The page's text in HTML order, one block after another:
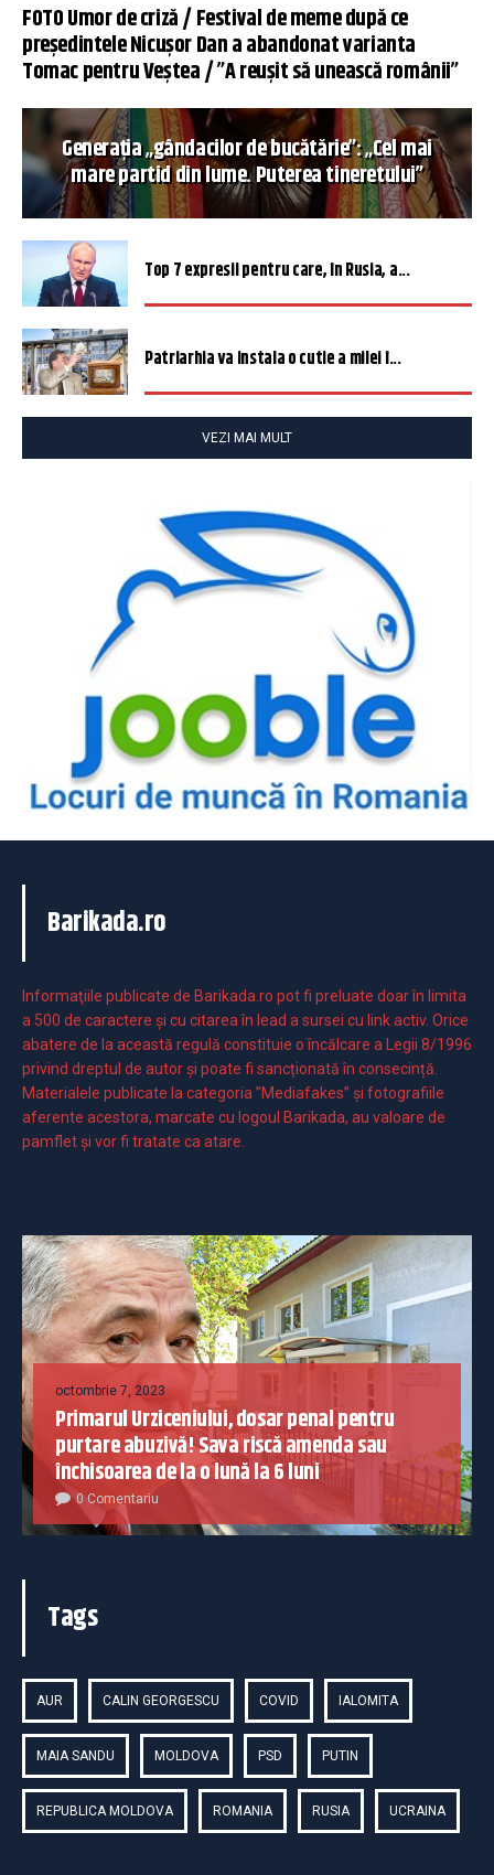
FOTO Umor de criză / Festival de meme după ce
președintele Nicușor Dan a abandonat varianta
Tomac pentru Veștea / ”A reușit să unească românii”
Generația „gândacilor de bucătărie”: „Cel mai
mare partid din lume. Puterea tineretului”
Top 7 expresii pentru care, în Rusia, a...
Patriarhia va instala o cutie a milei î...
VEZI MAI MULT
Barikada.ro
Informaţiile publicate de Barikada.ro pot fi preluate doar în limita
a 500 de caractere şi cu citarea în lead a sursei cu link activ. Orice
abatere de la această regulă constituie o încălcare a Legii 8/1996
privind dreptul de autor și poate fi sancționată în consecință.
Materialele publicate la categoria ”Mediafakes” și fotografiile
aferente acestora, marcate cu logoul Barikada, au valoare de
pamflet și vor fi tratate ca atare.
octombrie 7, 2023
Primarul Urziceniului, dosar penal pentru
purtare abuzivă! Sava riscă amenda sau
închisoarea de la o lună la 6 luni
0 Comentariu
Tags
AUR CALIN GEORGESCU COVID IALOMITA
MAIA SANDU MOLDOVA PSD PUTIN
REPUBLICA MOLDOVA ROMANIA RUSIA UCRAINA